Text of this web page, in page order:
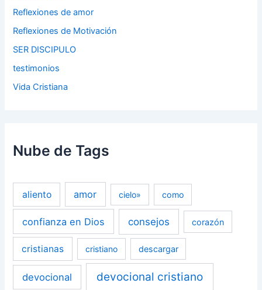
Reflexiones de amor
Reflexiones de Motivación
SER DISCIPULO
testimonios
Vida Cristiana
Nube de Tags
aliento amor cielo» como
confianza en Dios consejos corazón
cristianas cristiano descargar
devocional devocional cristiano